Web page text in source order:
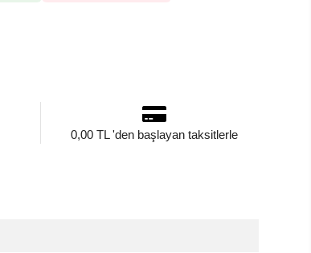
0,00 TL 'den başlayan taksitlerle